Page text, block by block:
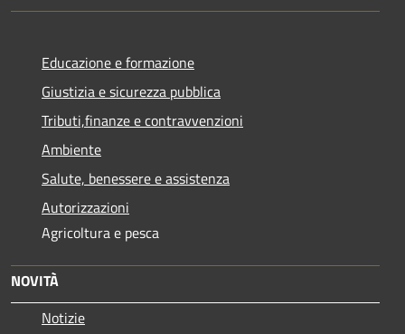
Educazione e formazione
Giustizia e sicurezza pubblica
Tributi,finanze e contravvenzioni
Ambiente
Salute, benessere e assistenza
Autorizzazioni
Agricoltura e pesca
NOVITÀ
Notizie